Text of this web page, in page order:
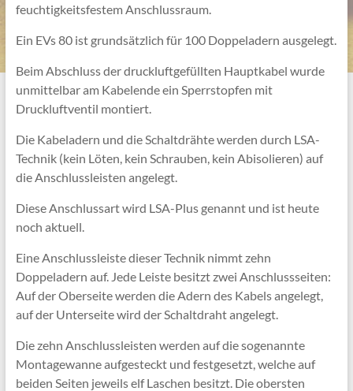
feuchtigkeitsfestem Anschlussraum.
Ein EVs 80 ist grundsätzlich für 100 Doppeladern ausgelegt.
Beim Abschluss der druckluftgefüllten Hauptkabel wurde
unmittelbar am Kabelende ein Sperrstopfen mit
Druckluftventil montiert.
Die Kabeladern und die Schaltdrähte werden durch LSA-
Technik (kein Löten, kein Schrauben, kein Abisolieren) auf
die Anschlussleisten angelegt.
Diese Anschlussart wird LSA-Plus genannt und ist heute
noch aktuell.
Eine Anschlussleiste dieser Technik nimmt zehn
Doppeladern auf. Jede Leiste besitzt zwei Anschlussseiten:
Auf der Oberseite werden die Adern des Kabels angelegt,
auf der Unterseite wird der Schaltdraht angelegt.
Die zehn Anschlussleisten werden auf die sogenannte
Montagewanne aufgesteckt und festgesetzt, welche auf
beiden Seiten jeweils elf Laschen besitzt. Die obersten